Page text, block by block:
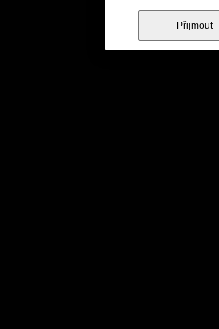
Přijmout